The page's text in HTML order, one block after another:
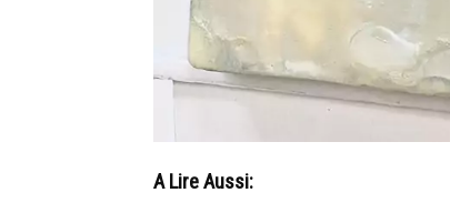
A Lire Aussi: